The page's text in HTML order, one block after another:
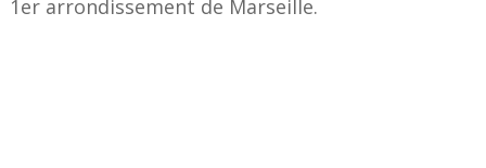
1er arrondissement de Marseille.